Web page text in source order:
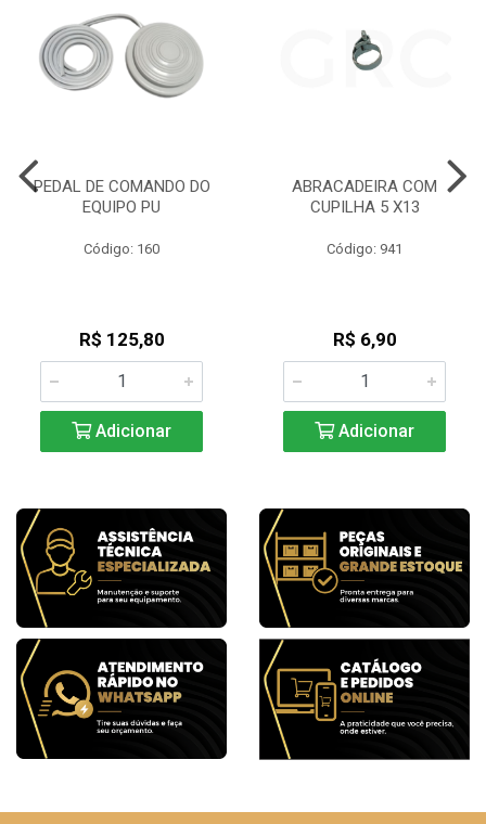
PEDAL DE COMANDO DO
EQUIPO PU
Código: 160
R$ 125,80
Adicionar
ABRACADEIRA COM
CUPILHA 5 X13
Código: 941
R$ 6,90
Adicionar